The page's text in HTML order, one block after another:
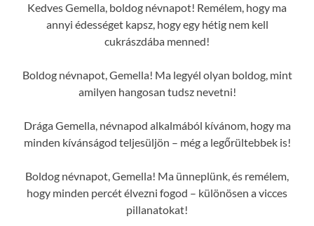
Kedves Gemella, boldog névnapot! Remélem, hogy ma
annyi édességet kapsz, hogy egy hétig nem kell
cukrászdába menned!
Boldog névnapot, Gemella! Ma legyél olyan boldog, mint
amilyen hangosan tudsz nevetni!
Drága Gemella, névnapod alkalmából kívánom, hogy ma
minden kívánságod teljesüljön – még a legőrültebbek is!
Boldog névnapot, Gemella! Ma ünneplünk, és remélem,
hogy minden percét élvezni fogod – különösen a vicces
pillanatokat!